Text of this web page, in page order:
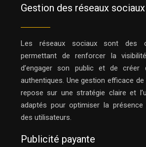
Gestion des réseaux sociaux
Les réseaux sociaux sont des
permettant de renforcer la
d’engager son public et de créer
authentiques. Une gestion efficace
repose sur une stratégie claire et
adaptés pour optimiser la présence
des utilisateurs.
Publicité payante